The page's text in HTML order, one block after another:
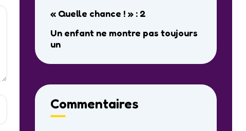
« Quelle chance ! » : 2
Un enfant ne montre pas toujours
un
Commentaires